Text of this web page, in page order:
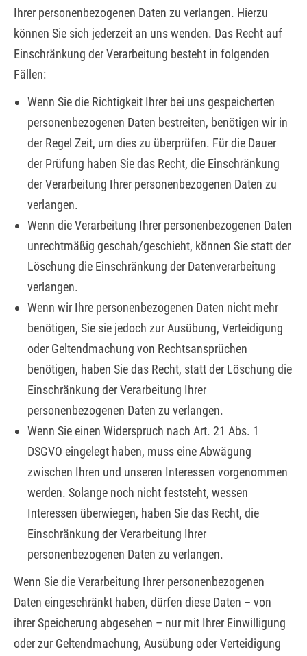
Ihrer personenbezogenen Daten zu verlangen. Hierzu
können Sie sich jederzeit an uns wenden. Das Recht auf
Einschränkung der Verarbeitung besteht in folgenden
Fällen:
Wenn Sie die Richtigkeit Ihrer bei uns gespeicherten
personenbezogenen Daten bestreiten, benötigen wir in
der Regel Zeit, um dies zu überprüfen. Für die Dauer
der Prüfung haben Sie das Recht, die Einschränkung
der Verarbeitung Ihrer personenbezogenen Daten zu
verlangen.
Wenn die Verarbeitung Ihrer personenbezogenen Daten
unrechtmäßig geschah/geschieht, können Sie statt der
Löschung die Einschränkung der Datenverarbeitung
verlangen.
Wenn wir Ihre personenbezogenen Daten nicht mehr
benötigen, Sie sie jedoch zur Ausübung, Verteidigung
oder Geltendmachung von Rechtsansprüchen
benötigen, haben Sie das Recht, statt der Löschung die
Einschränkung der Verarbeitung Ihrer
personenbezogenen Daten zu verlangen.
Wenn Sie einen Widerspruch nach Art. 21 Abs. 1
DSGVO eingelegt haben, muss eine Abwägung
zwischen Ihren und unseren Interessen vorgenommen
werden. Solange noch nicht feststeht, wessen
Interessen überwiegen, haben Sie das Recht, die
Einschränkung der Verarbeitung Ihrer
personenbezogenen Daten zu verlangen.
Wenn Sie die Verarbeitung Ihrer personenbezogenen
Daten eingeschränkt haben, dürfen diese Daten – von
ihrer Speicherung abgesehen – nur mit Ihrer Einwilligung
oder zur Geltendmachung, Ausübung oder Verteidigung